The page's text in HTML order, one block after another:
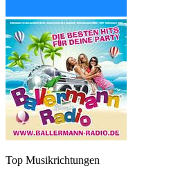
Top Musikrichtungen